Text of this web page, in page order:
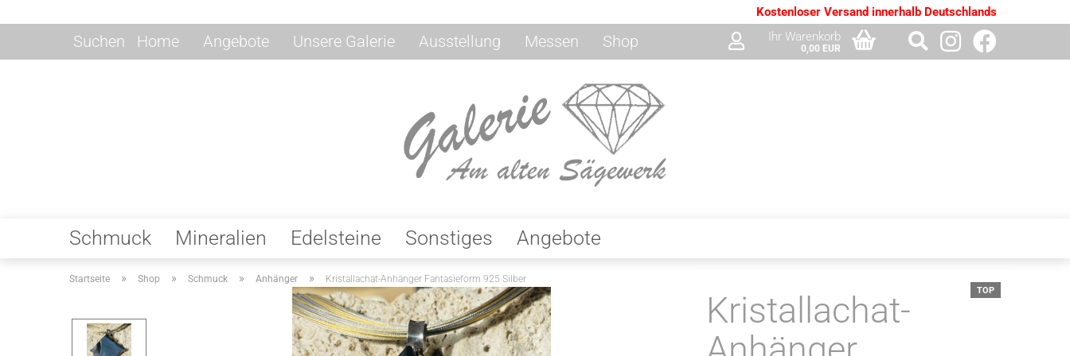
Kostenloser Versand innerhalb Deutschlands
Suchen Home Angebote Unsere Galerie Ausstellung Messen Shop Ihr Warenkorb
0,00 EUR
Schmuck Mineralien Edelsteine Sonstiges Angebote
Startseite » Shop » Schmuck » Anhänger » Kristallachat-Anhänger Fantasieform 925 Silber
TOP
Kristallachat-